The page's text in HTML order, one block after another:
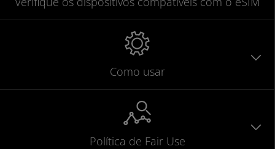
Como usar
Política de Fair Use